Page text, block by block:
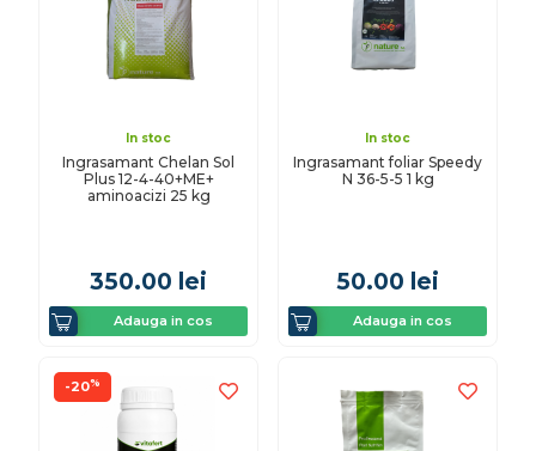
In stoc
Ingrasamant Chelan Sol
Plus 12-4-40+ME+
aminoacizi 25 kg
350.00 lei
Adauga in cos
In stoc
Ingrasamant foliar Speedy
N 36-5-5 1 kg
50.00 lei
Adauga in cos
-20%